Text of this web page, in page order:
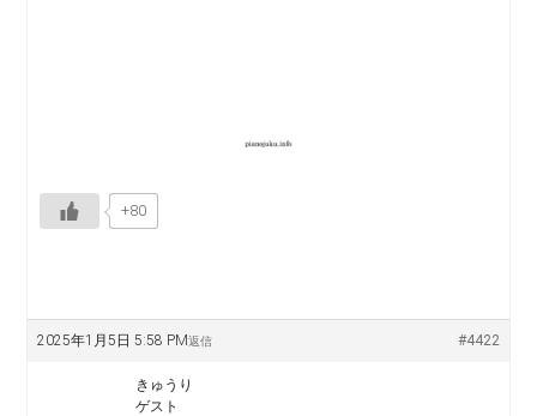
+80
2025年1月5日 5:58 PM #4422
返信
きゅうり
ゲスト